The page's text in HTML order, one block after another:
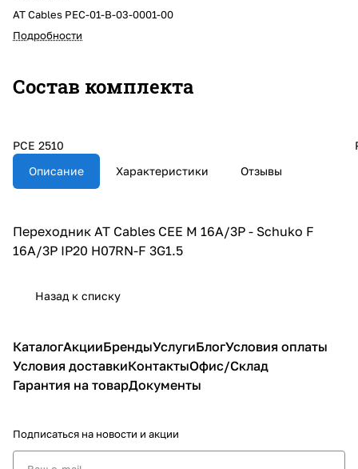
AT Cables PEC-01-B-03-0001-00
Подробности
Состав комплекта
PCE 2510
Описание
Характеристики Отзывы
Переходник AT Cables CEE M 16A/3P - Schuko F
16A/3P IP20 H07RN-F 3G1.5
Назад к списку
КаталогАкцииБрендыУслугиБлогУсловия оплаты
Условия доставкиКонтактыОфис/Склад
Гарантия на товарДокументы
Подписаться на новости и акции